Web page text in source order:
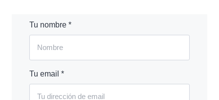
Tu nombre *
Tu email *